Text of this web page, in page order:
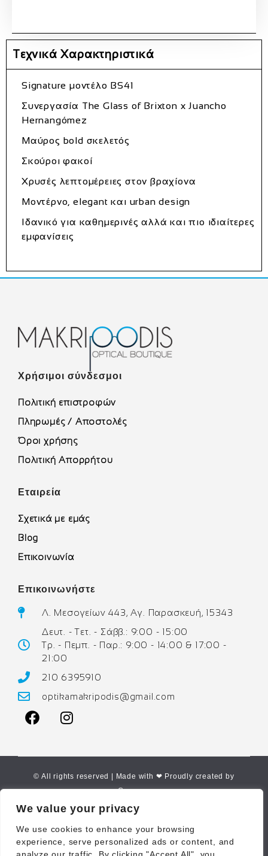
We value your privacy
We use cookies to enhance your browsing
experience, serve personalized ads or content, and
Τεχνικά Χαρακτηριστικά
Signature μοντέλο BS41
Συνεργασία The Glass of Brixton x Juancho
Hernangómez
Μαύρος bold σκελετός
Σκούροι φακοί
Χρυσές λεπτομέρειες στον βραχίονα
Μοντέρνο, elegant και urban design
Ιδανικό για καθημερινές αλλά και πιο ιδιαίτερες
εμφανίσεις
Χρήσιμοι σύνδεσμοι
Πολιτική επιστροφών
Πληρωμές / Αποστολές
Όροι χρήσης
Πολιτική Απορρήτου
Εταιρεία
Σχετικά με εμάς
Blog
Επικοινωνία
Επικοινωνήστε
Λ. Μεσογείων 443, Αγ. Παρασκευή, 15343
Δευτ. - Τετ. - Σάββ.: 9:00 - 15:00
Τρ. - Πεμπ. - Παρ.: 9:00 - 14:00 & 17:00 -
21:00
210 6395910
optikamakripodis@gmail.com
© All rights reserved | Made with ❤ Proudly created by
Corne.gr